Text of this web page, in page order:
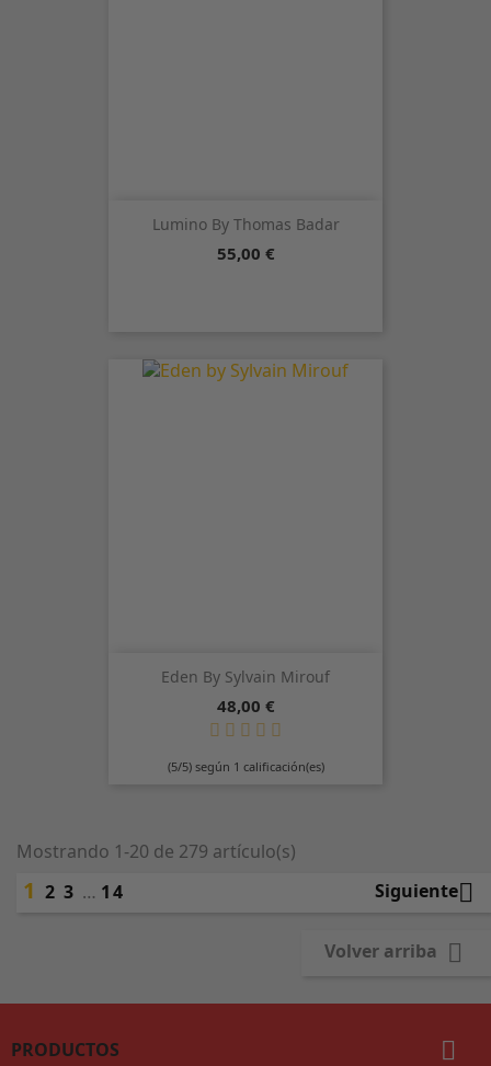
Lumino By Thomas Badar
Precio
55,00 €
Eden By Sylvain Mirouf
Precio
48,00 €
(5/5) según 1 calificación(es)
Mostrando 1-20 de 279 artículo(s)
1 2 3 … 14 Siguiente
Volver arriba 
PRODUCTOS 